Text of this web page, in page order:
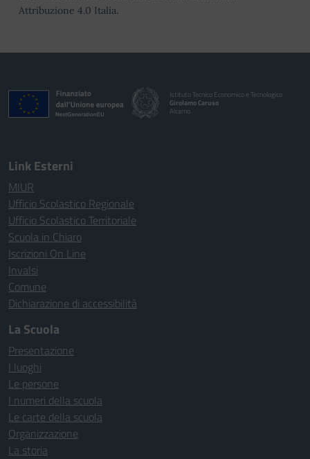
Attribuzione 4.0 Italia.
Istituto Tecnico Economico e Tecnologico
Girolamo Caruso
Alcamo
Link Esterni
MIUR
Ufficio Scolastico Regionale
Ufficio Scolastico Territoriale
Scuola in Chiaro
Iscrizioni On Line
Invalsi
Comune
Dichiarazione di accessibilità
La Scuola
Presentazione
I luoghi
Le persone
I numeri della scuola
Le carte della scuola
Organizzazione
La storia